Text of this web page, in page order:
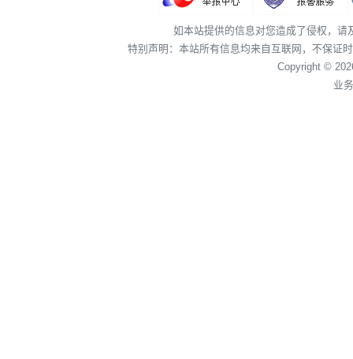
如本站提供的信息对您造成了侵权，
特别声明：本站所有信息均来自互联网，不保证
Copyright ©
业